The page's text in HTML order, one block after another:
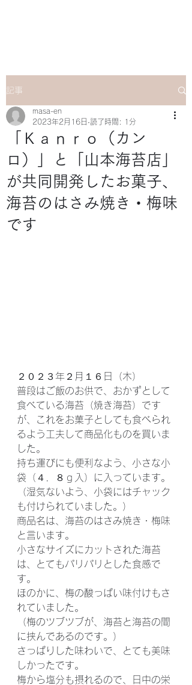
記事
「Ｋａｎｒｏ（カン
ロ）」と「山本海苔店」
が共同開発したお菓子、
海苔のはさみ焼き・梅味
です
masa-en
2023年2月16日 読了時間: 1分
２０２３年２月１６日（木）
普段はご飯のお供で、おかずとして
食べている海苔（焼き海苔）です
が、これをお菓子としても食べられ
るよう工夫して商品化ものを買いま
した。
持ち運びにも便利なよう、小さな小
袋（４．８ｇ入）に入っています。
（湿気ないよう、小袋にはチャック
も付けられていました。）
商品名は、海苔のはさみ焼き・梅味
と言います。
小さなサイズにカットされた海苔
は、とてもパリパリとした食感で
す。
ほのかに、梅の酸っぱい味付けもさ
れていました。
（梅のツブツブが、海苔と海苔の間
に挟んであるのです。）
さっぱりした味わいで、とても美味
しかったです。
梅から塩分も摂れるので、日中の栄